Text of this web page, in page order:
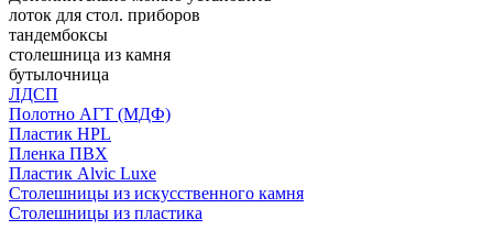
лоток для стол. приборов
тандембоксы
столешница из камня
бутылочница
ЛДСП
Полотно АГТ (МДФ)
Пластик HPL
Пленка ПВХ
Пластик Alvic Luxe
Столешницы из искусственного камня
Столешницы из пластика